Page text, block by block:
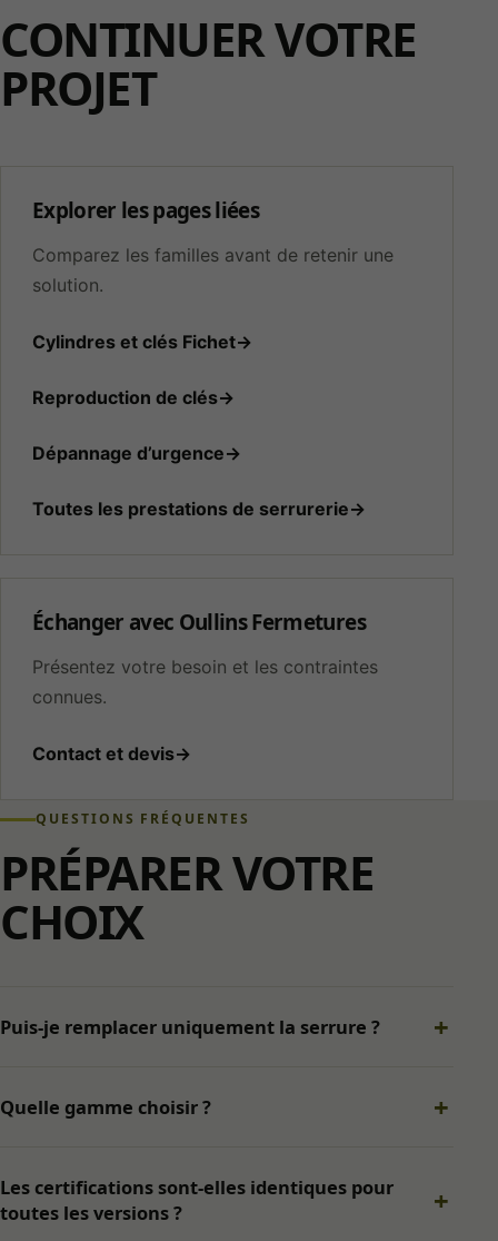
CONTINUER VOTRE
PROJET
Explorer les pages liées
Comparez les familles avant de retenir une
solution.
Cylindres et clés Fichet→
Reproduction de clés→
Dépannage d’urgence→
Toutes les prestations de serrurerie→
Échanger avec Oullins Fermetures
Présentez votre besoin et les contraintes
connues.
Contact et devis→
QUESTIONS FRÉQUENTES
PRÉPARER VOTRE
CHOIX
Puis-je remplacer uniquement la serrure ?
Quelle gamme choisir ?
Les certifications sont-elles identiques pour
toutes les versions ?
à la sécurité et à
site. Ils ne
améliorer le
site. Aucun
activé.
chargement de